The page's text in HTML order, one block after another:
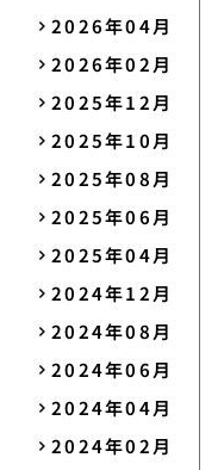
2026年04月
2026年02月
2025年12月
2025年10月
2025年08月
2025年06月
2025年04月
2024年12月
2024年08月
2024年06月
2024年04月
2024年02月